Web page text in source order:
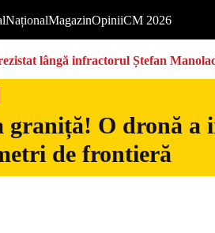
NaționalMagazinOpiniiCM 2026
lângă infractorul Ștefan
graniță! O dronă a
de frontieră